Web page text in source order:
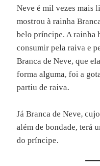
Neve é mil vezes mais
mostrou à rainha
belo príncipe. A rainha
consumir pela raiva e
Branca de Neve, que
forma alguma, foi a
partiu de raiva.
Já Branca de Neve,
além de bondade, terá
do príncipe.